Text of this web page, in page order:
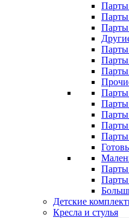
Парты
Парты
Парты
Парты
Парты
Парты
Парты
Парты
Парты
Парты
Парты
Детские
Кресла и стулья